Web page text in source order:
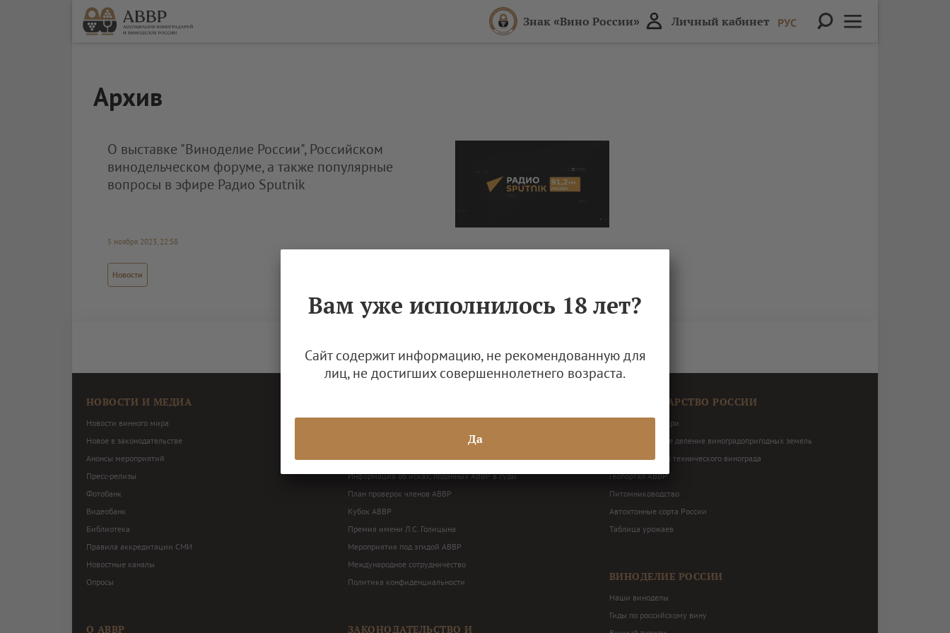
Знак «Вино России» Личный кабинет РУС
Архив
О выставке "Виноделие России", Российском
винодельческом форуме, а также популярные
вопросы в эфире Радио Sputnik
5 ноября 2023, 22:58
Новости
НОВОСТИ И МЕДИА
Новости винного мира
Новое в законодательстве
Анонсы мероприятий
Пресс-релизы
Фотобанк
Видеобанк
Библиотека
Правила аккредитации СМИ
Новостные каналы
Опросы
О АВВР
Годовая бухгалтерская отчетность
Балансные декларации
Информация об исках, поданных АВВР в суды
План проверок членов АВВР
Кубок АВВР
Премия имени Л.С. Голицына
Мероприятия под эгидой АВВР
Международное сотрудничество
Политика конфиденциальности
ЗАКОНОДАТЕЛЬСТВО И
ВИНОГРАДАРСТВО РОССИИ
Наши виноградари
Территориальное деление виноградопригодных земель
Перечень сортов технического винограда
Геопортал АВВР
Питомниководство
Автохтонные сорта России
Таблица урожаев
ВИНОДЕЛИЕ РОССИИ
Наши виноделы
Гиды по российскому вину
Вам уже исполнилось 18 лет?
Сайт содержит информацию, не рекомендованную для
лиц, не достигших совершеннолетнего возраста.
Да